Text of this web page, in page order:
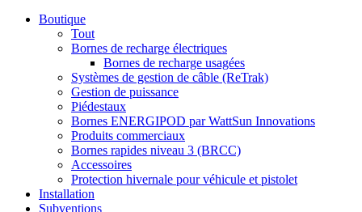
Boutique
Tout
Bornes de recharge électriques
Bornes de recharge usagées
Systèmes de gestion de câble (ReTrak)
Gestion de puissance
Piédestaux
Bornes ENERGIPOD par WattSun Innovations
Produits commerciaux
Bornes rapides niveau 3 (BRCC)
Accessoires
Protection hivernale pour véhicule et pistolet
Installation
Subventions